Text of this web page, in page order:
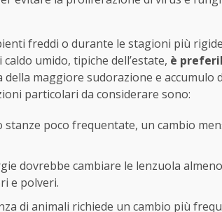
freddi o durante le stagioni più
umido, tipiche dell’estate, è
della maggiore sudorazione e accumulo
particolari da considerare sono:
poco frequentate, un cambio
dovrebbe cambiare le lenzuola
e polveri.
di animali richiede un cambio più